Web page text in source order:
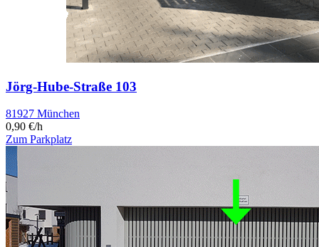
Jörg-Hube-Straße 103
81927 München
0,90 €/h
Zum Parkplatz